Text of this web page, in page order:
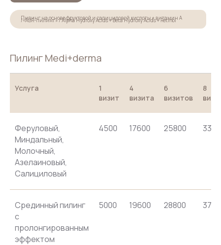
Пилинг на основе фруктовой и салициловой кислоты + витамин А
/«ABR-пилинг» / Alpha Hydroxy Acids + Beta Hydroxy Acids + Retinol
Пилинг Medi+derma
Услуга
1
визит
4
визита
6
визитов
8
Феруловый,
Миндальный,
Молочный,
Азелаиновый,
Салициловый
4500 17600 25800
Срединный пилинг
с
пролонгированным
эффектом
5000 19600 28800